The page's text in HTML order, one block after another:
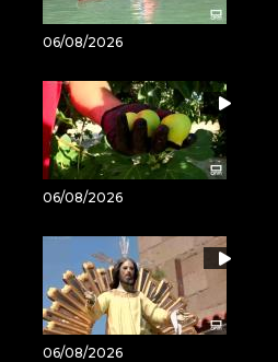
06/08/2026
06/08/2026
06/08/2026